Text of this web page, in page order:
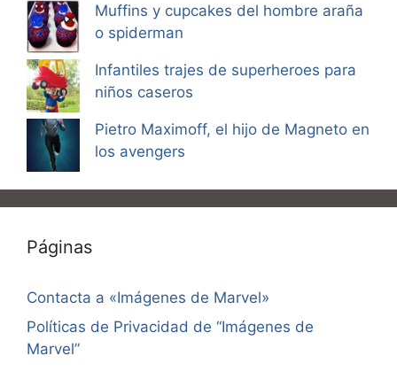
Muffins y cupcakes del hombre araña
o spiderman
Infantiles trajes de superheroes para
niños caseros
Pietro Maximoff, el hijo de Magneto en
los avengers
Páginas
Contacta a «Imágenes de Marvel»
Políticas de Privacidad de “Imágenes de
Marvel”